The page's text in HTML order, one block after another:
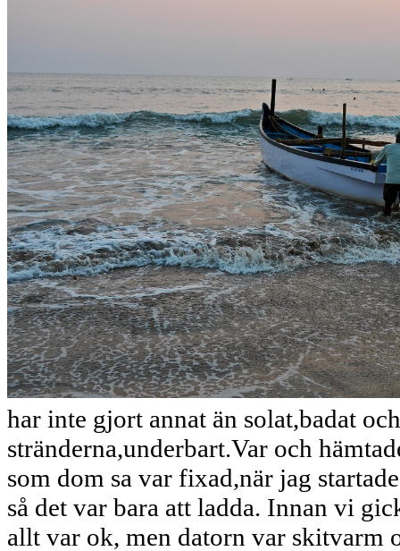
har inte gjort annat än solat,badat
stränderna,underbart.Var och
som dom sa var fixad,när jag
så det var bara att ladda. Innan vi
allt var ok, men datorn var skitvarm